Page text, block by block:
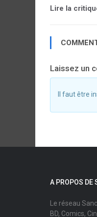
Lire la
Laissez un
Il faut être
A PROPOS DE
Le réseau
BD, Comics,